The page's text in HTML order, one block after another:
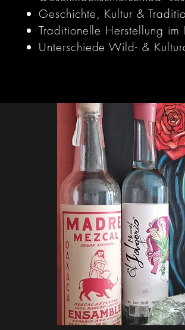
Geschichte, Kultur &
Traditionelle Herstellung
Unterschiede Wild- &